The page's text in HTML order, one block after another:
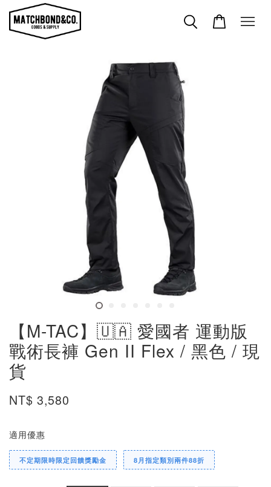
【M-TAC】🇺🇦 愛國者 運動版
戰術長褲 Gen II Flex / 黑色 / 現
貨
NT$ 3,580
適用優惠
不定期限時限定回饋獎勵金 8月指定類別兩件88折